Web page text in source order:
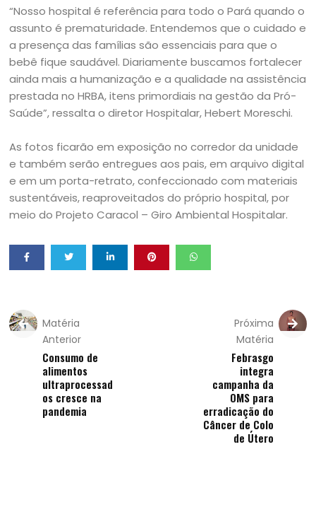
“Nosso hospital é referência para todo o Pará quando o
assunto é prematuridade. Entendemos que o cuidado e
a presença das famílias são essenciais para que o
bebê fique saudável. Diariamente buscamos fortalecer
ainda mais a humanização e a qualidade na assistência
prestada no HRBA, itens primordiais na gestão da Pró-
Saúde”, ressalta o diretor Hospitalar, Hebert Moreschi.
As fotos ficarão em exposição no corredor da unidade
e também serão entregues aos pais, em arquivo digital
e em um porta-retrato, confeccionado com materiais
sustentáveis, reaproveitados do próprio hospital, por
meio do Projeto Caracol – Giro Ambiental Hospitalar.
Matéria
Anterior
Consumo de
alimentos
ultraprocessad
os cresce na
pandemia
Próxima
Matéria
Febrasgo
integra
campanha da
OMS para
erradicação do
Câncer de Colo
de Útero